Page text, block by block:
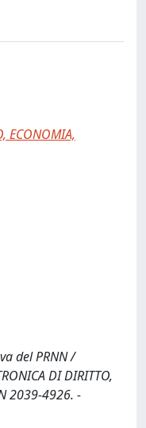
ECONOMIA,
del PRNN /
DI DIRITTO,
2039-4926. -